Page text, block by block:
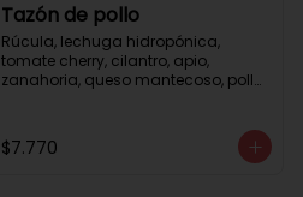
Tazón de pollo
Rúcula, lechuga hidropónica,
tomate cherry, cilantro, apio,
zanahoria, queso mantecoso, pollo
$7.770